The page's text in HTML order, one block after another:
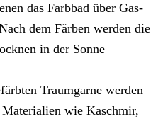
das Farbbad über Gas-
dem Färben werden die
in der Sonne
Traumgarne werden
wie Kaschmir,